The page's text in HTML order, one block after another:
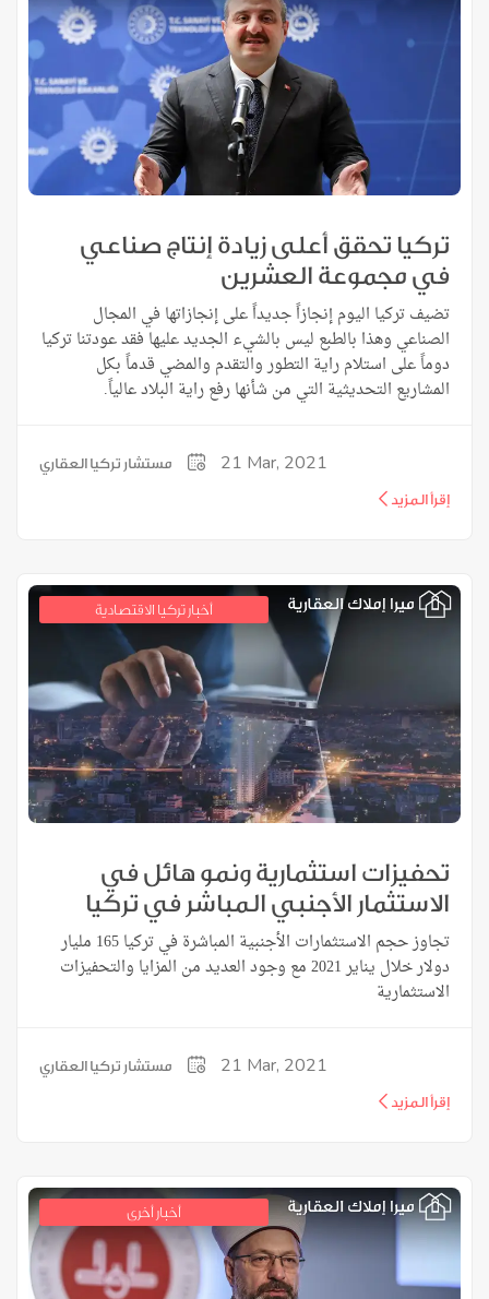
تركيا تحقق أعلى زيادة إنتاج صناعي
في مجموعة العشرين
تضيف تركيا اليوم إنجازاً جديداً على إنجازاتها في المجال
الصناعي وهذا بالطبع ليس بالشيء الجديد عليها فقد عودتنا تركيا
دوماً على استلام راية التطور والتقدم والمضي قدماً بكل
المشاريع التحديثية التي من شأنها رفع راية البلاد عالياً.
مستشار تركيا العقاري 21 Mar, 2021
إقرأ المزيد
أخبار تركيا الاقتصادية
تحفيزات استثمارية ونمو هائل في
الاستثمار الأجنبي المباشر في تركيا
تجاوز حجم الاستثمارات الأجنبية المباشرة في تركيا 165 مليار
دولار خلال يناير 2021 مع وجود العديد من المزايا والتحفيزات
الاستثمارية
مستشار تركيا العقاري 21 Mar, 2021
إقرأ المزيد
أخبار أخرى